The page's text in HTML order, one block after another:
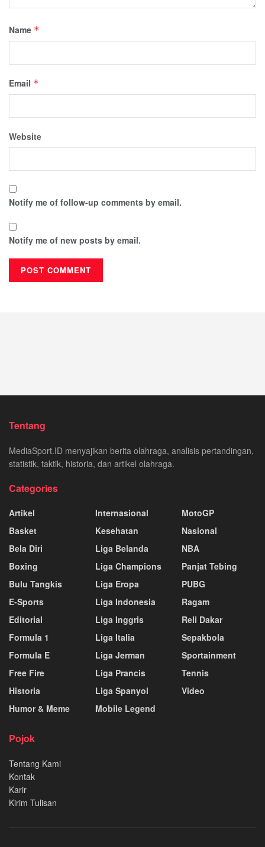
Name *
Email *
Website
Notify me of follow-up comments by email.
Notify me of new posts by email.
Tentang
MediaSport.ID menyajikan berita olahraga, analisis pertandingan,
statistik, taktik, historia, dan artikel olahraga.
Categories
Artikel
Basket
Bela Diri
Boxing
Bulu Tangkis
E-Sports
Editorial
Formula 1
Formula E
Free Fire
Historia
Humor & Meme
Internasional
Kesehatan
Liga Belanda
Liga Champions
Liga Eropa
Liga Indonesia
Liga Inggris
Liga Italia
Liga Jerman
Liga Prancis
Liga Spanyol
Mobile Legend
MotoGP
Nasional
NBA
Panjat Tebing
PUBG
Ragam
Reli Dakar
Sepakbola
Sportainment
Tennis
Video
Pojok
Tentang Kami
Kontak
Karir
Kirim Tulisan